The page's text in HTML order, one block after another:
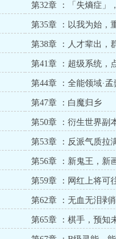
第32章 ：「失熵症」
第35章 ：以我为始，
第38章 ：人才辈出，
第41章 ：超级系统，
第44章 ：全能领域·孟
第47章 ：白魔归乡
第50章 ：衍生世界副
第53章 ：反派气质拉
第56章 ：新鬼王，新
第59章 ：网红上将可
第62章 ：无血无泪剥
第65章 ：棋手，预知